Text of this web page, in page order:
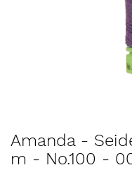
Anfang
der
Amanda -
m - No.100 -